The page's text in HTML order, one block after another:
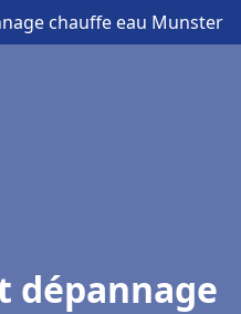
chauffe eau Munster
dépannage